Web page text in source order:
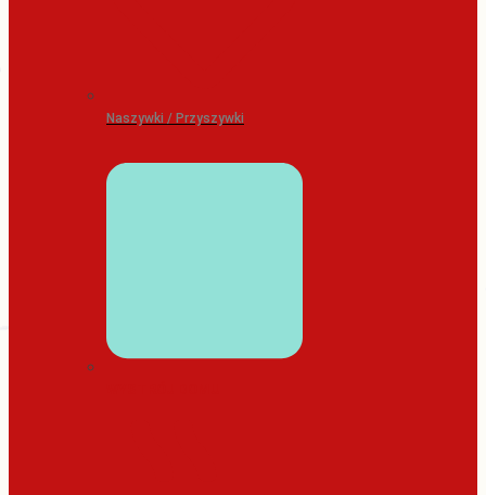
Naszywki / Przyszywki